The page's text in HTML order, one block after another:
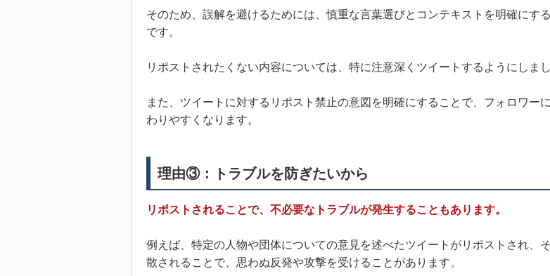
そのため、誤解を避けるためには、慎重な言葉選びとコンテキストを明確にす
です。
リポストされたくない内容については、特に注意深くツイートするようにしまし
また、ツイートに対するリポスト禁止の意図を明確にすることで、フォロワー
わりやすくなります。
理由③：トラブルを防ぎたいから
リポストされることで、不必要なトラブルが発生することもあります。
例えば、特定の人物や団体についての意見を述べたツイートがリポストされ、
散されることで、思わぬ反発や攻撃を受けることがあります。